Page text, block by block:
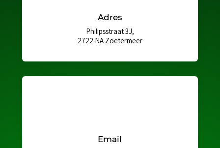
Adres
Philipsstraat 3J,
2722 NA Zoetermeer
Email